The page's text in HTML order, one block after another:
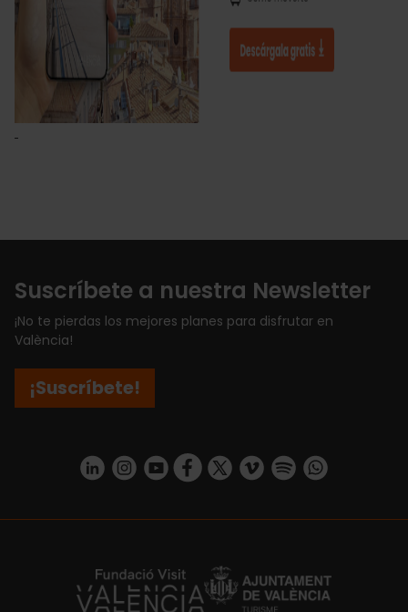
Suscríbete a nuestra Newsletter
¡No te pierdas los mejores planes para disfrutar en
València!
¡Suscríbete!
https://www.linkedin.com/company/turismo-valencia/mycompany/
https://www.instagram.com/visit_valencia/
https://www.youtube.com/user/
https://www.facebook.com/
https://twitter.com/
https://vimeo.com/
https://https://api.whatsapp.com/
https://fundacion.visitvalencia.com/